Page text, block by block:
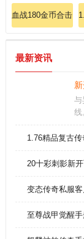
血战180金币合击、
最新资讯
与
线
效
间
1.76精品复古传
20十彩刺影新
变态传奇私服客
至尊战甲觉醒